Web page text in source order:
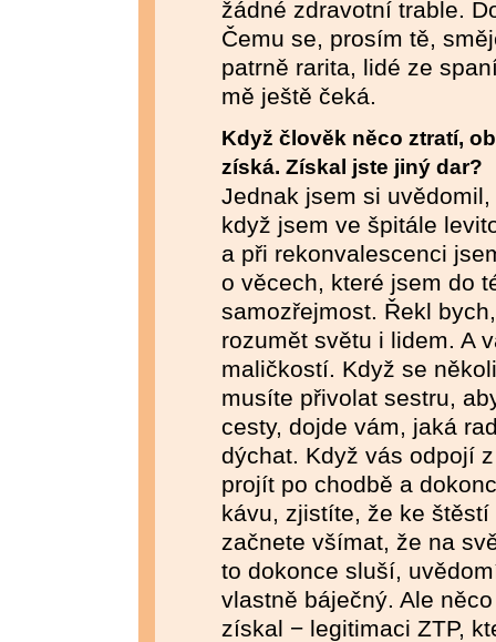
žádné zdravotní trable.
Čemu se, prosím tě,
patrně rarita, lidé ze
mě ještě čeká.
Když člověk něco ztratí,
získá. Získal jste jiný dar?
Jednak jsem si
když jsem ve špitále
a při rekonvalescenci
o věcech, které jsem do
samozřejmost. Řekl
rozumět světu i lidem. A
maličkostí. Když se
musíte přivolat sestru,
cesty, dojde vám, jaká
dýchat. Když vás odpojí
projít po chodbě a
kávu, zjistíte, že ke
začnete všímat, že na
to dokonce sluší,
vlastně báječný. Ale
získal − legitimaci ZTP,